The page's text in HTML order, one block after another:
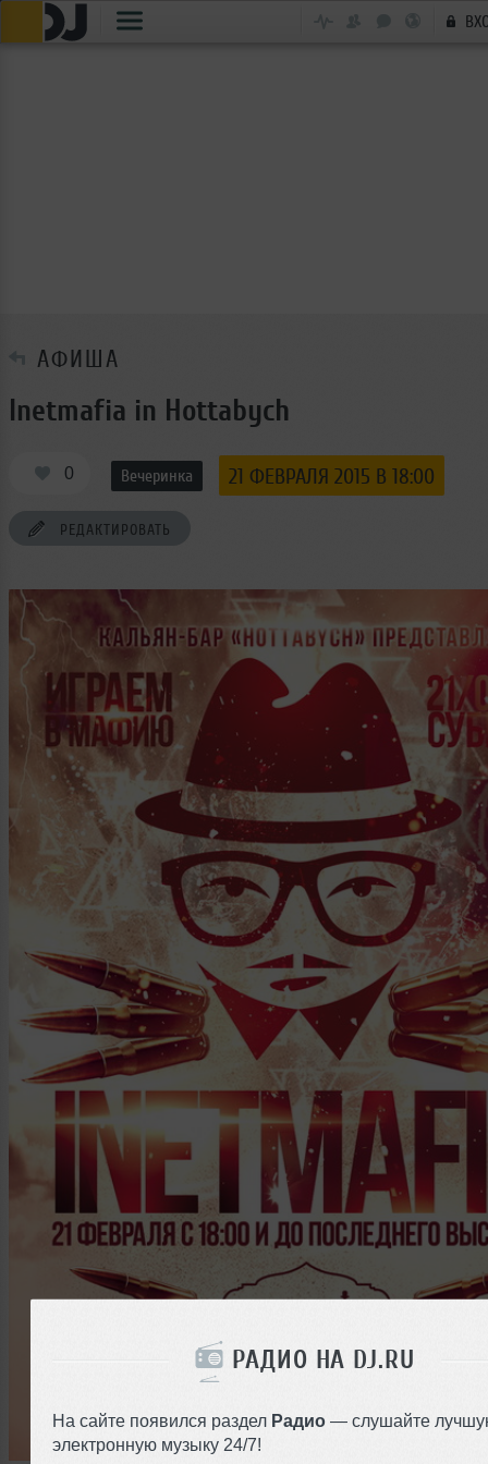
РАДИО НА DJ.RU
На сайте появился раздел Радио — слушайте
электронную музыку 24/7!
АФИША
Inetmafia in Hottabych
0 Вечеринка 21 ФЕВРАЛЯ 2015 В 18:00
РЕДАКТИРОВАТЬ